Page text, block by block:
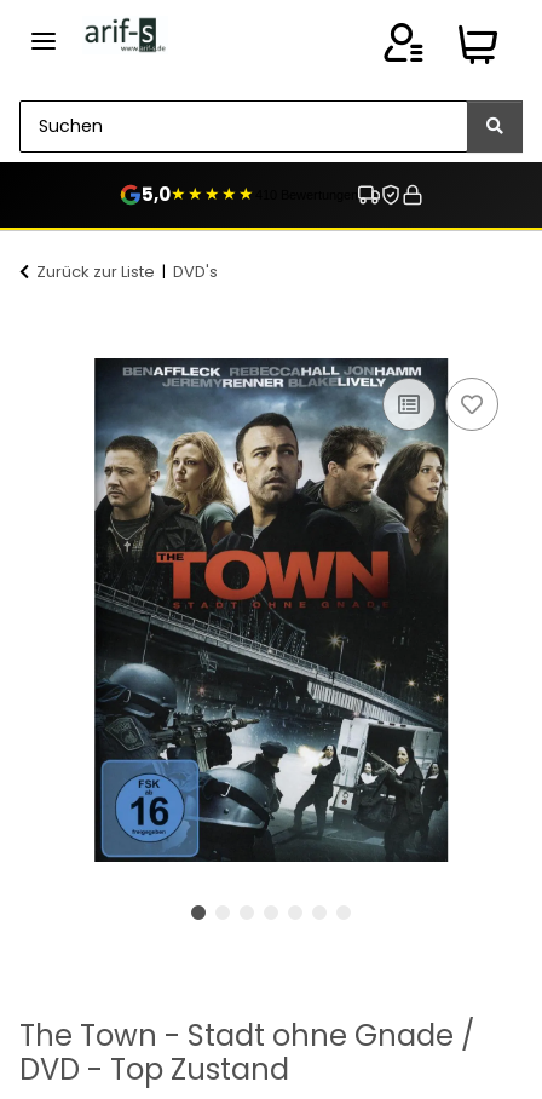
5,0★★★★★
Zurück zur Liste DVD's
The Town - Stadt ohne Gnade /
DVD - Top Zustand